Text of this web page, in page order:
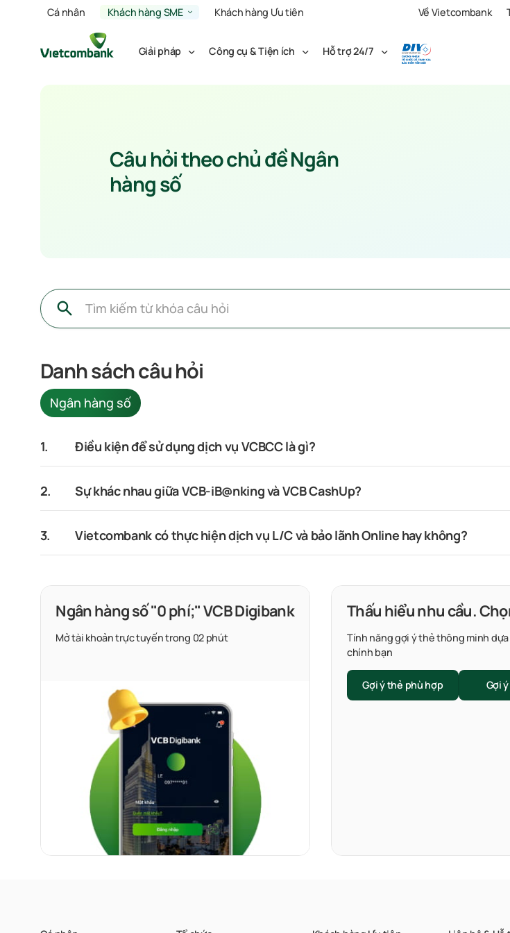
Cá nhân Khách hàng SME Khách hàng Ưu tiên Về Vietcombank
Giải pháp Công cụ & Tiện ích Hỗ trợ 24/7
Câu hỏi theo chủ đề Ngân
hàng số
Danh sách câu hỏi
Ngân hàng số
1. Điều kiện để sử dụng dịch vụ VCBCC là gì?
2. Sự khác nhau giữa VCB-iB@nking và VCB CashUp?
3. Vietcombank có thực hiện dịch vụ L/C và bảo lãnh Online hay không?
Ngân hàng số "0 phí;" VCB Digibank
Mở tài khoản trực tuyến trong 02 phút
Thấu hiểu nhu cầu.
Tính năng gợi ý thẻ thông minh
chính bạn
Gợi ý thẻ phù hợp Gợi